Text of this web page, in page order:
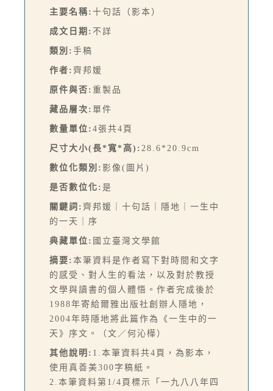
主要名稱: 十句話（影本）
成文日期: 不詳
類別: 手稿
作者: 齊邦媛
原件與否: 重製品
藏品層次: 單件
數量單位: 4張共4頁
尺寸大小(長*寬*高): 28.6*20.9cm
數位化類別: 影像(圖片)
是否數位化: 是
關鍵詞: 齊邦媛｜十句話｜隱地｜一生中
的一天｜序
典藏單位: 國立臺灣文學館
摘要: 本筆資料是作者寫下對時間和文字
的感受、對人生的看法，以及對於教授
文學與讀書的個人體悟。作者完成後於
1988年寄給爾雅出版社創辦人隱地，
2004年時隱地將此篇作為《一生中的一
天》序文。（文／何沁樺）
其他說明: 1.本筆資料共4頁，為影本，
使用真善美300字稿紙。
2.本筆資料第1/4頁標示「一九八八年四